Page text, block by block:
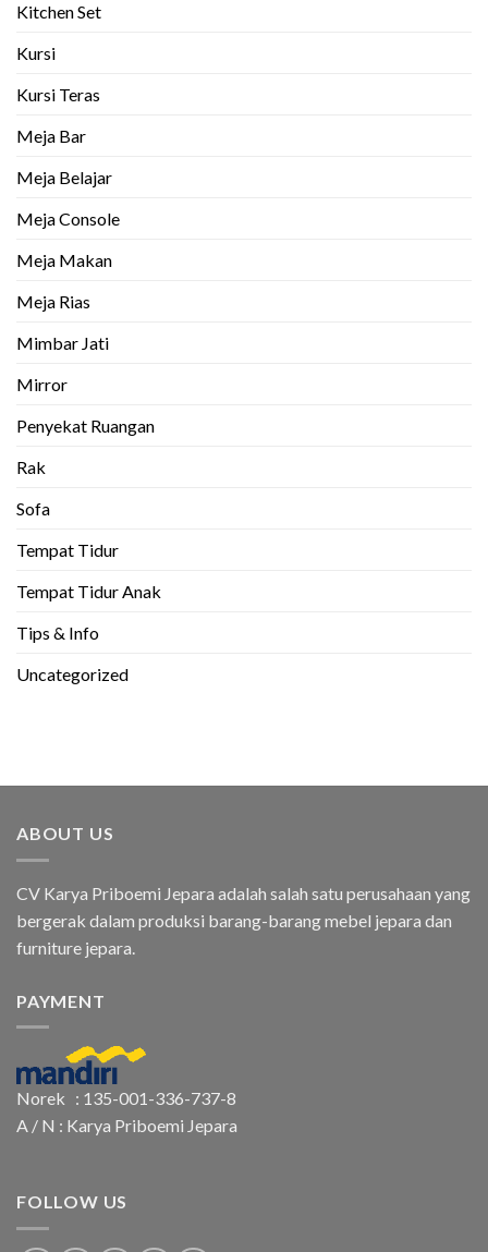
Kitchen Set
Kursi
Kursi Teras
Meja Bar
Meja Belajar
Meja Console
Meja Makan
Meja Rias
Mimbar Jati
Mirror
Penyekat Ruangan
Rak
Sofa
Tempat Tidur
Tempat Tidur Anak
Tips & Info
Uncategorized
ABOUT US
CV Karya Priboemi Jepara adalah salah satu perusahaan yang
bergerak dalam produksi barang-barang mebel jepara dan
furniture jepara.
PAYMENT
Norek : 135-001-336-737-8
A / N : Karya Priboemi Jepara
FOLLOW US